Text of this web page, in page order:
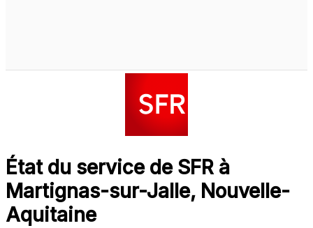
État du service de SFR à
Martignas-sur-Jalle, Nouvelle-
Aquitaine